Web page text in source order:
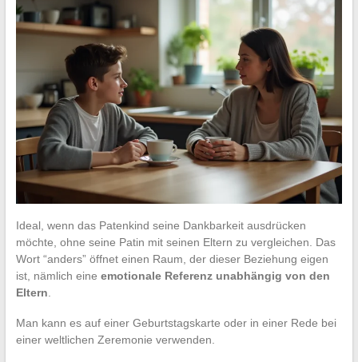
Ideal, wenn das Patenkind seine Dankbarkeit ausdrücken
möchte, ohne seine Patin mit seinen Eltern zu vergleichen. Das
Wort “anders” öffnet einen Raum, der dieser Beziehung eigen
ist, nämlich eine emotionale Referenz unabhängig von den
Eltern
Man kann es auf einer Geburtstagskarte oder in einer Rede bei
einer weltlichen Zeremonie verwenden.